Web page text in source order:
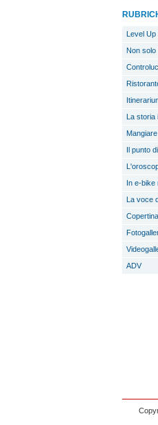
Level Up
Non solo
La storia
Il punto
In e-bike
La voce
Copertina
ADV